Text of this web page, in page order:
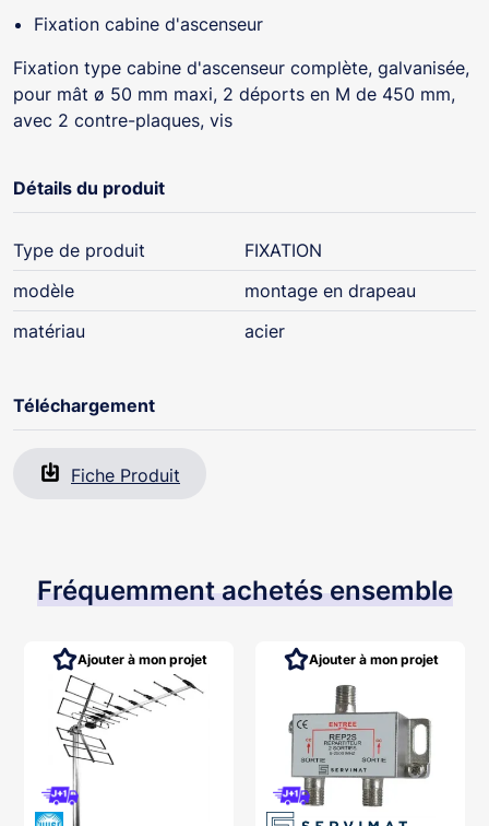
Fixation cabine d'ascenseur
Fixation type cabine d'ascenseur complète, galvanisée,
pour mât ø 50 mm maxi, 2 déports en M de 450 mm,
avec 2 contre-plaques, vis
Détails du produit
Type de produit
FIXATION
modèle
montage en drapeau
matériau
acier
Téléchargement
Fiche Produit
Fréquemment achetés ensemble
Ajouter à mon projet Ajouter à mon projet